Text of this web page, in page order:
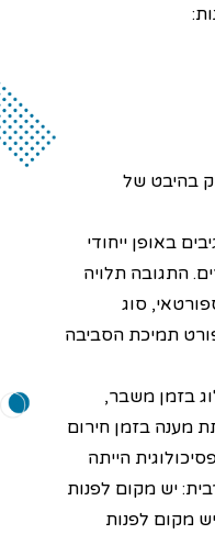
בהיבט של
באופן ייחודי
התגובה תלויה
סוג
תמיכת הסביבה
בזמן משבר,
מענה בזמן חירום
הייתה
יש מקום לפנות
מקום לפנות